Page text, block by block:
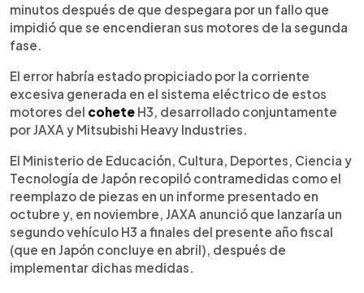
minutos después de que despegara por un fallo que
impidió que se encendieran sus motores de la segunda
fase.
El error habría estado propiciado por la corriente
excesiva generada en el sistema eléctrico de estos
motores del cohete H3, desarrollado conjuntamente
por JAXA y Mitsubishi Heavy Industries.
El Ministerio de Educación, Cultura, Deportes, Ciencia y
Tecnología de Japón recopiló contramedidas como el
reemplazo de piezas en un informe presentado en
octubre y, en noviembre, JAXA anunció que lanzaría un
segundo vehículo H3 a finales del presente año fiscal
(que en Japón concluye en abril), después de
implementar dichas medidas.